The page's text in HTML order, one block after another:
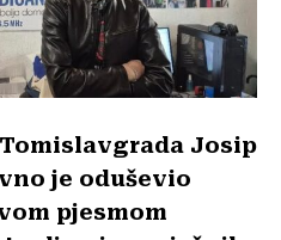
Josip
je oduševio
pjesmom